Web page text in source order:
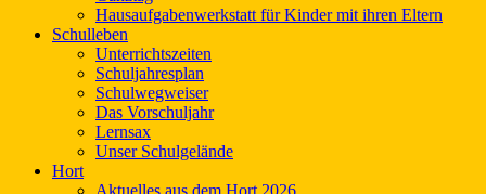
Hausaufgabenwerkstatt für Kinder mit ihren Eltern
Schulleben
Unterrichtszeiten
Schuljahresplan
Schulwegweiser
Das Vorschuljahr
Lernsax
Unser Schulgelände
Hort
Aktuelles aus dem Hort 2026